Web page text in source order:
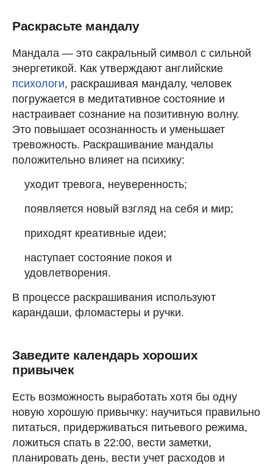
Раскрасьте мандалу
Мандала — это сакральный символ с сильной
энергетикой. Как утверждают английские
психологи, раскрашивая мандалу, человек
погружается в медитативное состояние и
настраивает сознание на позитивную волну.
Это повышает осознанность и уменьшает
тревожность. Раскрашивание мандалы
положительно влияет на психику:
уходит тревога, неуверенность;
появляется новый взгляд на себя и мир;
приходят креативные идеи;
наступает состояние покоя и
удовлетворения.
В процессе раскрашивания используют
карандаши, фломастеры и ручки.
Заведите календарь хороших
привычек
Есть возможность выработать хотя бы одну
новую хорошую привычку: научиться правильно
питаться, придерживаться питьевого режима,
ложиться спать в 22:00, вести заметки,
планировать день, вести учет расходов и